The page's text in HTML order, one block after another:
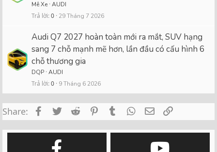
Mê Xe AUDI
Trả lời 0 29 Tháng 7 2026
Audi Q7 2027 hoàn toàn mới ra mắt, SUV hạng
sang 7 chỗ mạnh mẽ hơn, lần đầu có cấu hình 6
chỗ thương gia
DQP AUDI
Trả lời 0 9 Tháng 6 2026
Share: FacebookTwitterReddit PinterestTumblrWhatsApp
Email